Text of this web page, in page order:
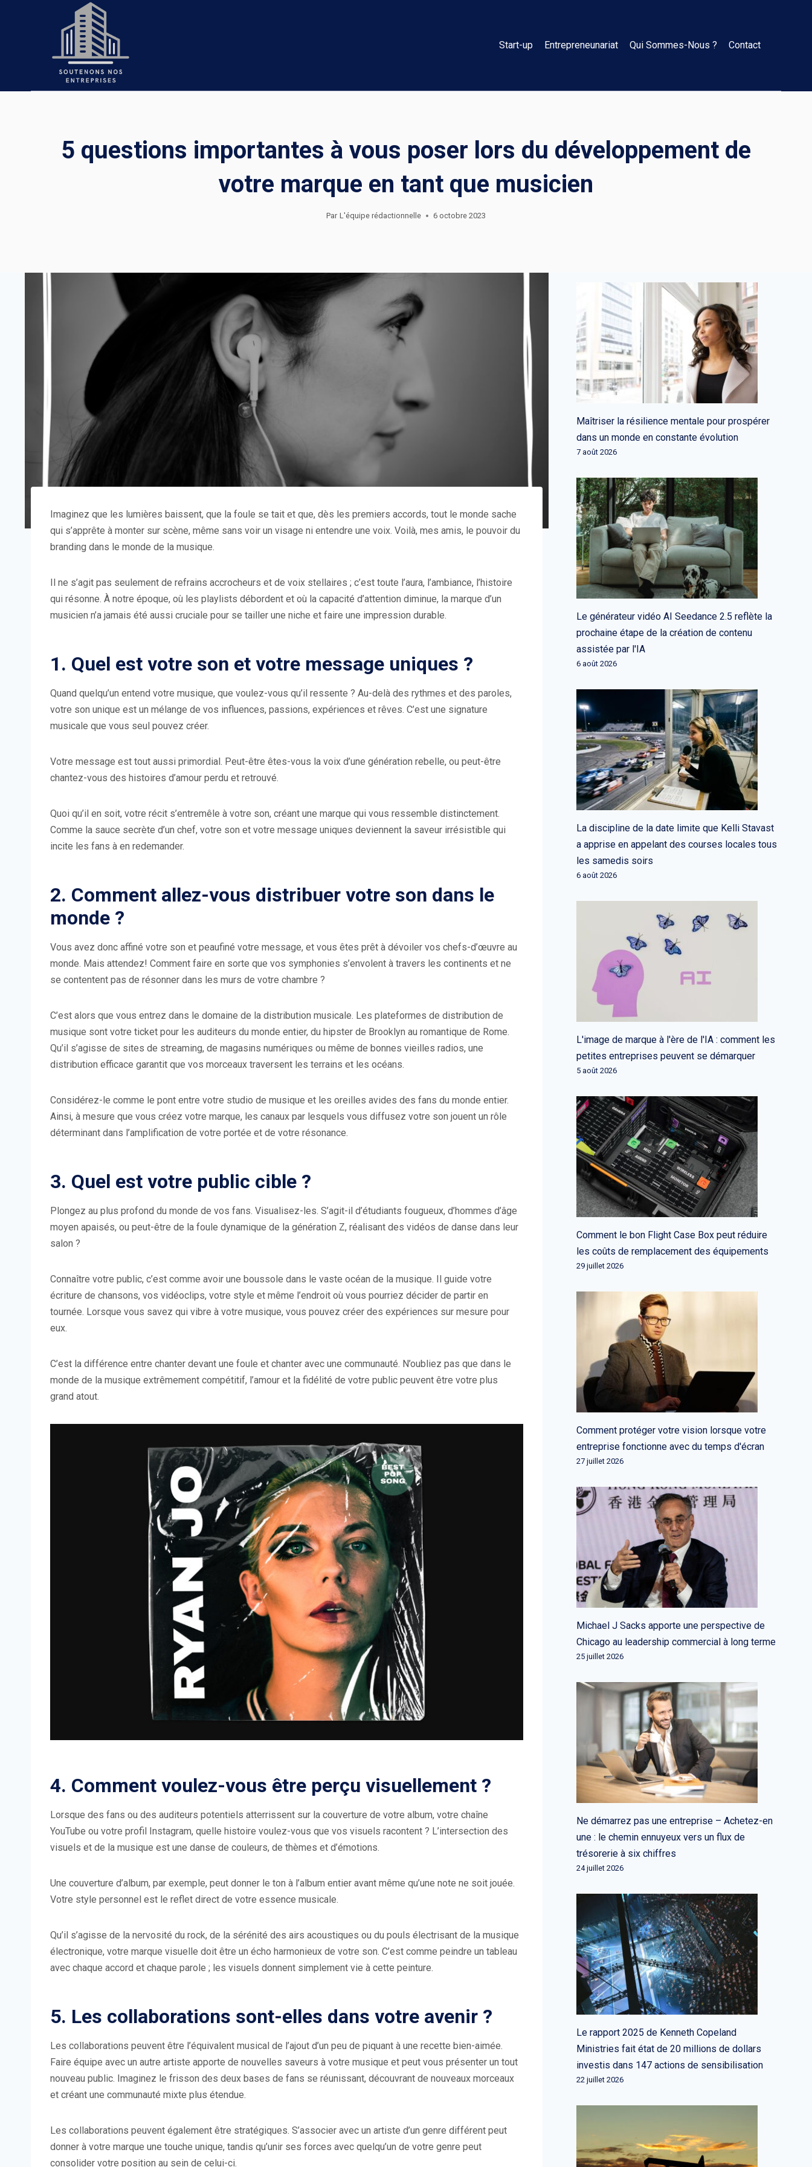
Start-up Entrepreneunariat Qui Sommes-Nous ? Contact
5 questions importantes à vous poser lors du développement de
votre marque en tant que musicien
Par L'équipe rédactionnelle 6 octobre 2023
Imaginez que les lumières baissent, que la foule se tait et que, dès les premiers accords, tout le monde sache
qui s’apprête à monter sur scène, même sans voir un visage ni entendre une voix. Voilà, mes amis, le pouvoir du
branding dans le monde de la musique.
Il ne s’agit pas seulement de refrains accrocheurs et de voix stellaires ; c’est toute l’aura, l’ambiance, l’histoire
qui résonne. À notre époque, où les playlists débordent et où la capacité d’attention diminue, la marque d’un
musicien n’a jamais été aussi cruciale pour se tailler une niche et faire une impression durable.
1. Quel est votre son et votre message uniques ?
Quand quelqu’un entend votre musique, que voulez-vous qu’il ressente ? Au-delà des rythmes et des paroles,
votre son unique est un mélange de vos influences, passions, expériences et rêves. C’est une signature
musicale que vous seul pouvez créer.
Votre message est tout aussi primordial. Peut-être êtes-vous la voix d’une génération rebelle, ou peut-être
chantez-vous des histoires d’amour perdu et retrouvé.
Quoi qu’il en soit, votre récit s’entremêle à votre son, créant une marque qui vous ressemble distinctement.
Comme la sauce secrète d’un chef, votre son et votre message uniques deviennent la saveur irrésistible qui
incite les fans à en redemander.
2. Comment allez-vous distribuer votre son dans le
monde ?
Vous avez donc affiné votre son et peaufiné votre message, et vous êtes prêt à dévoiler vos chefs-d’œuvre au
monde. Mais attendez! Comment faire en sorte que vos symphonies s’envolent à travers les continents et ne
se contentent pas de résonner dans les murs de votre chambre ?
C’est alors que vous entrez dans le domaine de la distribution musicale. Les plateformes de distribution de
musique sont votre ticket pour les auditeurs du monde entier, du hipster de Brooklyn au romantique de Rome.
Qu’il s’agisse de sites de streaming, de magasins numériques ou même de bonnes vieilles radios, une
distribution efficace garantit que vos morceaux traversent les terrains et les océans.
Considérez-le comme le pont entre votre studio de musique et les oreilles avides des fans du monde entier.
Ainsi, à mesure que vous créez votre marque, les canaux par lesquels vous diffusez votre son jouent un rôle
déterminant dans l’amplification de votre portée et de votre résonance.
3. Quel est votre public cible ?
Plongez au plus profond du monde de vos fans. Visualisez-les. S’agit-il d’étudiants fougueux, d’hommes d’âge
moyen apaisés, ou peut-être de la foule dynamique de la génération Z, réalisant des vidéos de danse dans leur
salon ?
Connaître votre public, c’est comme avoir une boussole dans le vaste océan de la musique. Il guide votre
écriture de chansons, vos vidéoclips, votre style et même l’endroit où vous pourriez décider de partir en
tournée. Lorsque vous savez qui vibre à votre musique, vous pouvez créer des expériences sur mesure pour
eux.
C’est la différence entre chanter devant une foule et chanter avec une communauté. N’oubliez pas que dans le
monde de la musique extrêmement compétitif, l’amour et la fidélité de votre public peuvent être votre plus
grand atout.
4. Comment voulez-vous être perçu visuellement ?
Lorsque des fans ou des auditeurs potentiels atterrissent sur la couverture de votre album, votre chaîne
YouTube ou votre profil Instagram, quelle histoire voulez-vous que vos visuels racontent ? L’intersection des
visuels et de la musique est une danse de couleurs, de thèmes et d’émotions.
Une couverture d’album, par exemple, peut donner le ton à l’album entier avant même qu’une note ne soit jouée.
Votre style personnel est le reflet direct de votre essence musicale.
Qu’il s’agisse de la nervosité du rock, de la sérénité des airs acoustiques ou du pouls électrisant de la musique
électronique, votre marque visuelle doit être un écho harmonieux de votre son. C’est comme peindre un tableau
avec chaque accord et chaque parole ; les visuels donnent simplement vie à cette peinture.
5. Les collaborations sont-elles dans votre avenir ?
Les collaborations peuvent être l’équivalent musical de l’ajout d’un peu de piquant à une recette bien-aimée.
Faire équipe avec un autre artiste apporte de nouvelles saveurs à votre musique et peut vous présenter un tout
nouveau public. Imaginez le frisson des deux bases de fans se réunissant, découvrant de nouveaux morceaux
et créant une communauté mixte plus étendue.
Les collaborations peuvent également être stratégiques. S’associer avec un artiste d’un genre différent peut
donner à votre marque une touche unique, tandis qu’unir ses forces avec quelqu’un de votre genre peut
consolider votre position au sein de celui-ci.
Maîtriser la résilience mentale pour prospérer
dans un monde en constante évolution
7 août 2026
Le générateur vidéo AI Seedance 2.5 reflète la
prochaine étape de la création de contenu
assistée par l'IA
6 août 2026
La discipline de la date limite que Kelli Stavast
a apprise en appelant des courses locales tous
les samedis soirs
6 août 2026
L'image de marque à l'ère de l'IA : comment les
petites entreprises peuvent se démarquer
5 août 2026
Comment le bon Flight Case Box peut réduire
les coûts de remplacement des équipements
29 juillet 2026
Comment protéger votre vision lorsque votre
entreprise fonctionne avec du temps d'écran
27 juillet 2026
Michael J Sacks apporte une perspective de
Chicago au leadership commercial à long terme
25 juillet 2026
Ne démarrez pas une entreprise – Achetez-en
une : le chemin ennuyeux vers un flux de
trésorerie à six chiffres
24 juillet 2026
Le rapport 2025 de Kenneth Copeland
Ministries fait état de 20 millions de dollars
investis dans 147 actions de sensibilisation
22 juillet 2026